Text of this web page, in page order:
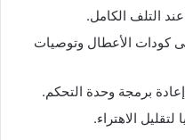
كودات الأعطال وتوصيات
برمجة وحدة التحكم.
الاهتراء.